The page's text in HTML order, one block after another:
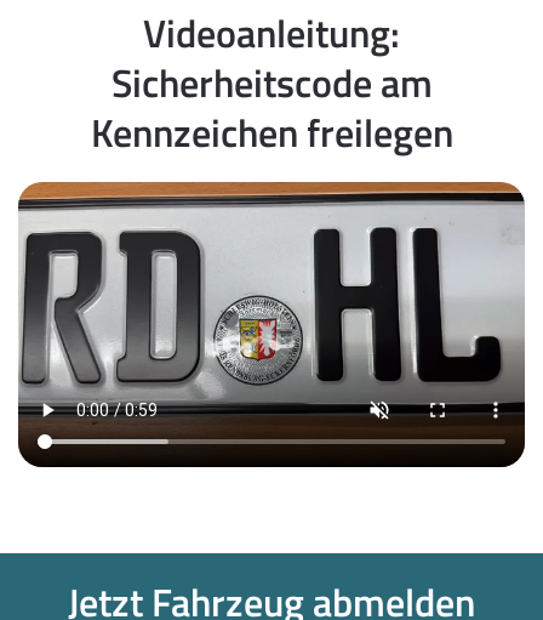
Videoanleitung:
Sicherheitscode am
Kennzeichen freilegen
Jetzt Fahrzeug abmelden